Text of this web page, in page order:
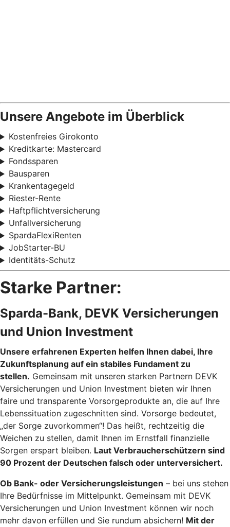
Unsere Angebote im Überblick
Kostenfreies Girokonto
Kreditkarte: Mastercard
Fondssparen
Bausparen
Krankentagegeld
Riester-Rente
Haftpflichtversicherung
Unfallversicherung
SpardaFlexiRenten
JobStarter-BU
Identitäts-Schutz
Starke Partner:
Sparda-Bank, DEVK Versicherungen
und Union Investment
Unsere erfahrenen Experten helfen Ihnen dabei, Ihre
Zukunftsplanung auf ein stabiles Fundament zu
stellen. Gemeinsam mit unseren starken Partnern DEVK
Versicherungen und Union Investment bieten wir Ihnen
faire und transparente Vorsorgeprodukte an, die auf Ihre
Lebenssituation zugeschnitten sind. Vorsorge bedeutet,
„der Sorge zuvorkommen“! Das heißt, rechtzeitig die
Weichen zu stellen, damit Ihnen im Ernstfall finanzielle
Sorgen erspart bleiben. Laut Verbraucherschützern sind
90 Prozent der Deutschen falsch oder unterversichert.
Ob Bank- oder Versicherungsleistungen – bei uns stehen
Ihre Bedürfnisse im Mittelpunkt. Gemeinsam mit DEVK
Versicherungen und Union Investment können wir noch
mehr davon erfüllen und Sie rundum absichern! Mit der